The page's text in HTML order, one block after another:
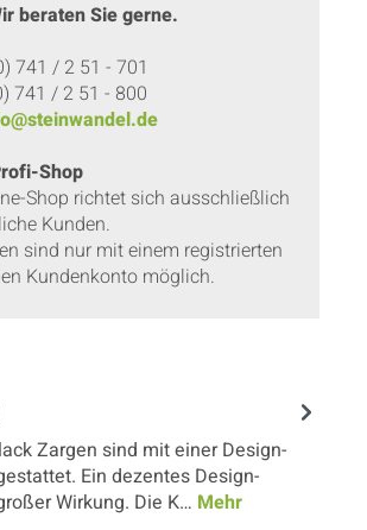
beraten Sie gerne.
741 / 2 51 - 701
741 / 2 51 - 800
Shop
Shop richtet sich ausschließlich
Kunden.
sind nur mit einem registrierten
Kundenkonto möglich.
Zargen sind mit einer Design-
Ein dezentes Design-
Wirkung. Die K… Mehr